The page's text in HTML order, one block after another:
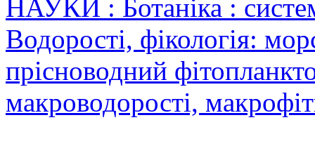
НАУКИ : Ботаніка :
Водорості, фікологія:
прісноводний
макроводорості,